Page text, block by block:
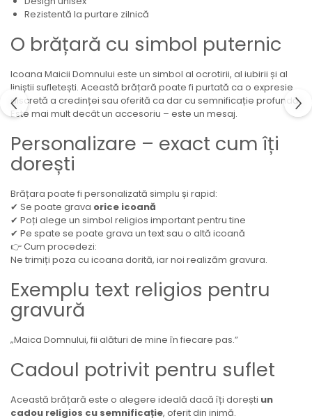
Rezistentă la purtare zilnică
O brățară cu simbol puternic
Icoana Maicii Domnului este un simbol al ocrotirii, al iubirii și al
liniștii sufletești. Această brățară poate fi purtată ca o expresie
discretă a credinței sau oferită ca dar cu semnificație profundă.
Este mai mult decât un accesoriu – este un mesaj.
Personalizare – exact cum îți
dorești
Brățara poate fi personalizată simplu și rapid:
✔ Se poate grava orice icoană
✔ Poți alege un simbol religios important pentru tine
✔ Pe spate se poate grava un text sau o altă icoană
👉 Cum procedezi:
Ne trimiți poza cu icoana dorită, iar noi realizăm gravura.
Exemplu text religios pentru
gravură
„Maica Domnului, fii alături de mine în fiecare pas.”
Cadoul potrivit pentru suflet
Această brățară este o alegere ideală dacă îți dorești un
cadou religios cu semnificație, oferit din inimă.